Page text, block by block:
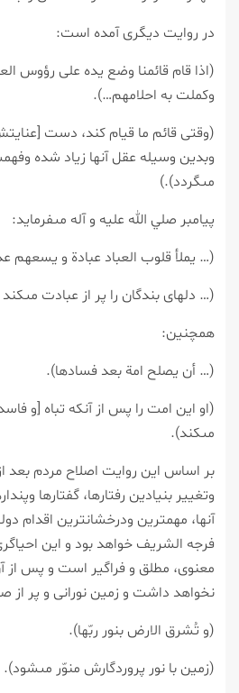
در روايت ديگرى آمده است:
(اذا قام قائمنا وضع يده على رؤوس
وكملت به احلامهم…).
(وقتى قائم ما قيام كند، دست
وبدين وسيله عقل آنها زياد شده
مى‏گردد).)
پيامبر صلي الله عليه و آله مى‏فرمايد:
(… يملأ قلوب العباد عبادة و يسعهم
(… دل‏هاى بندگان را پر از عبادت
همچنين:
(… أن يصلح امة بعد فسادها).
(او اين امت را پس از آنكه تباه [و
مى‏كند).
بر اساس اين روايت اصلاح مردم بعد
وتغيير بنيادين رفتارها، گفتارها
آنها، مهم‏ترين ودرخشان‏ترين اقدام
فرجه الشريف خواهد بود و اين
معنوى، مطلق و فراگير است و پس از
نخواهد داشت و زمين نورانى و پر
(و تُشرق الارض بنور ربّها).
(زمين با نور پروردگارش منوّر مى‏شود).